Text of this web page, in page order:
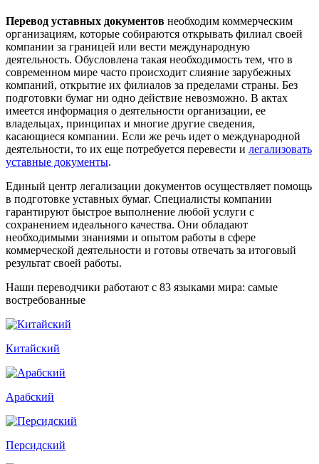
Перевод уставных документов необходим коммерческим
организациям, которые собираются открывать филиал своей
компании за границей или вести международную
деятельность. Обусловлена такая необходимость тем, что в
современном мире часто происходит слияние зарубежных
компаний, открытие их филиалов за пределами страны. Без
подготовки бумаг ни одно действие невозможно. В актах
имеется информация о деятельности организации, ее
владельцах, принципах и многие другие сведения,
касающиеся компании. Если же речь идет о международной
деятельности, то их еще потребуется перевести и легализовать
уставные документы.
Единый центр легализации документов осуществляет помощь
в подготовке уставных бумаг. Специалисты компании
гарантируют быстрое выполнение любой услуги с
сохранением идеального качества. Они обладают
необходимыми знаниями и опытом работы в сфере
коммерческой деятельности и готовы отвечать за итоговый
результат своей работы.
Наши переводчики работают с 83 языками мира: самые
востребованные
Китайский
Арабский
Персидский